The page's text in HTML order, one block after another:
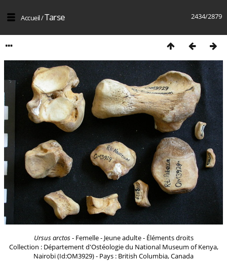
2434/2879
Accueil/Tarse
Ursus arctos- Femelle - Jeune adulte - Éléments droits
Collection : Département d'Ostéologie du National Museum of Kenya,
Nairobi (Id:OM3929) - Pays : British Columbia, Canada